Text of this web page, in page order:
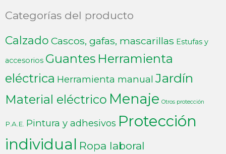
Categorías del producto
Calzado Cascos, gafas, mascarillas Estufas y
accesorios Guantes Herramienta
eléctrica Herramienta manual Jardín
Material eléctrico Menaje Otros protección
P.A.E. Pintura y adhesivos Protección
individual Ropa laboral